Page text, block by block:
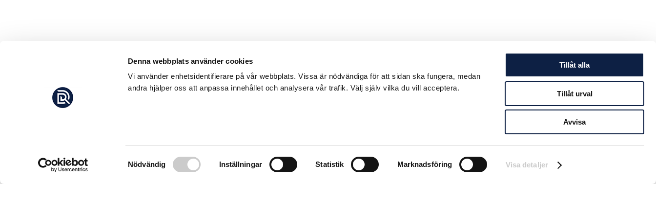
Denna webbplats använder cookies
Vi använder enhetsidentifierare på vår webbplats. Vissa är nödvändiga för att sidan ska fungera, medan
andra hjälper oss att anpassa innehållet och analysera vår trafik. Välj själv vilka du vill acceptera.
Samtyckesval
Nödvändig Inställningar Statistik Marknadsföring Visa detaljer
Tillåt alla
Tillåt urval
Avvisa